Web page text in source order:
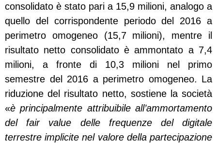
consolidato è stato pari a 15,9 milioni, analogo a
quello del corrispondente periodo del 2016 a
perimetro omogeneo (15,7 milioni), mentre il
risultato netto consolidato è ammontato a 7,4
milioni, a fronte di 10,3 milioni nel primo
semestre del 2016 a perimetro omogeneo. La
riduzione del risultato netto, sostiene la società
«è principalmente attribuibile all’ammortamento
del fair value delle frequenze del digitale
terrestre implicite nel valore della partecipazione